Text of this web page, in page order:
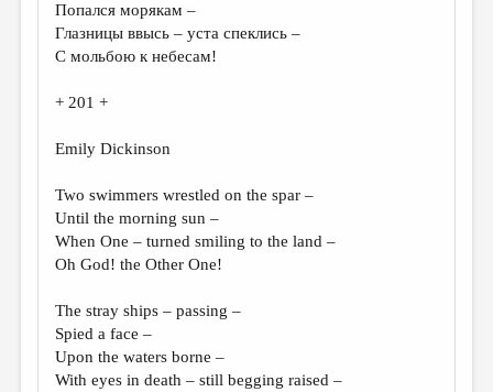
ДАЙДЖЕСТ
ПРОИЗВЕДЕНИЯ
КНИЖНАЯ ПОЛКА
ОБЗОР ЛИТЕРАТУРЫ
ОБЪЯВЛЕНИЯ
КОЛОНКА РЕДАКТОРА
Попался морякам –
Глазницы ввысь – уста спеклись –
С мольбою к небесам!
+ 201 +
Emily Dickinson
Two swimmers wrestled on the spar –
Until the morning sun –
When One – turned smiling to the land –
Oh God! the Other One!
The stray ships – passing –
Spied a face –
Upon the waters borne –
With eyes in death – still begging raised –